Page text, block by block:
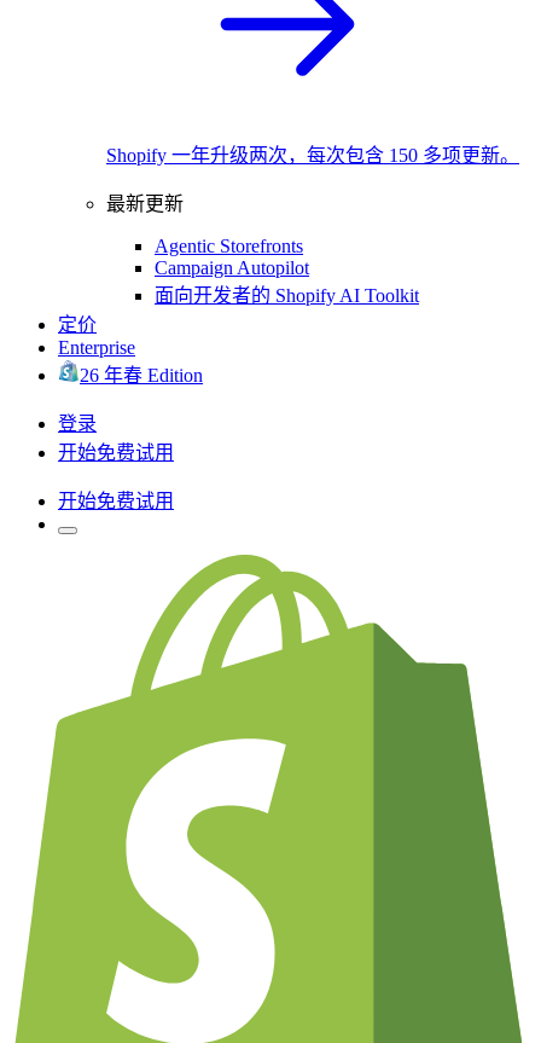
Shopify 一年升级两次，每次包含 150 多项更新。
最新更新
Agentic Storefronts
Campaign Autopilot
面向开发者的 Shopify AI Toolkit
定价
Enterprise
26 年春 Edition
登录
开始免费试用
开始免费试用